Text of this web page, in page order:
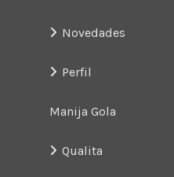
Novedades
Perfil
Manija Gola
Qualita